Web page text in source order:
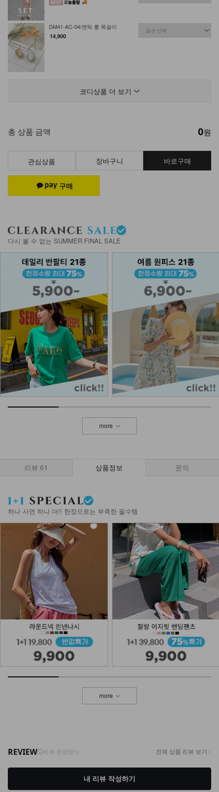
DM41-AC-04/엔틱 롱 목걸이
14,900
코디상품 더 보기
총 상품 금액 0원
관심상품 장바구니 바로구매
다시 볼 수 없는 SUMMER FINAL SALE
more
리뷰 61 상품정보 문의
하나 사면 하나 더!! 한장으로는 부족한 필수템
more